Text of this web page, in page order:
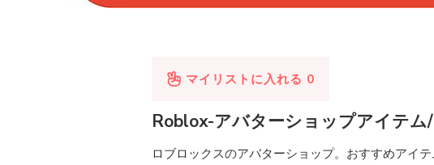
マイリストに入れる 0
Roblox-アバターショップアイテ
ロブロックスのアバターショップ。おすすめアイテ